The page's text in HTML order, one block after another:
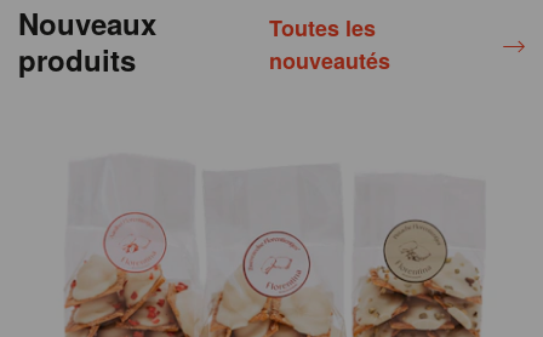
Nouveaux
produits
Toutes les
nouveautés